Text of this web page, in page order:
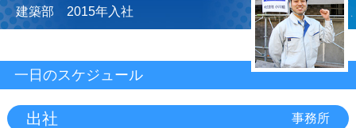
建築部 2015年入社
一日のスケジュール
出社 事務所